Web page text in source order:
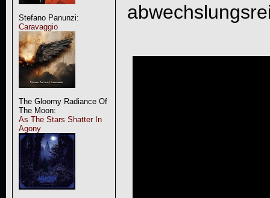
Stefano Panunzi:
Caravaggio
The Gloomy Radiance Of
The Moon:
As The Stars Shatter In
Agony